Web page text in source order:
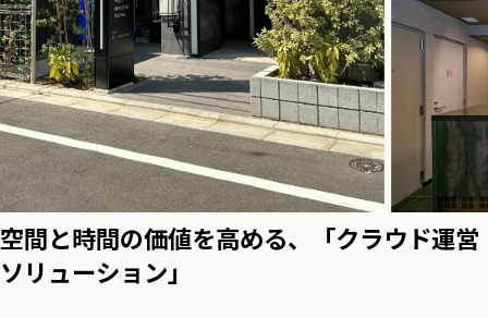
空間と時間の価値を高める、「クラウド運営
ソリューション」